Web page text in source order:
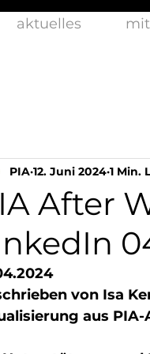
aktuelles
After
PIA 12. Juni 2024 1 Min.
von Isa
aus